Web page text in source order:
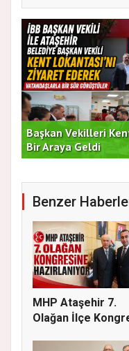
Başkan Vekilleri
Bir Araya Geldi
Benzer
MHP Ataşehir 7.
Olağan İlçe